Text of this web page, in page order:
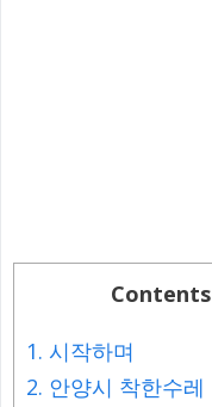
Contents
1. 시작하며
2. 안양시 착한수레